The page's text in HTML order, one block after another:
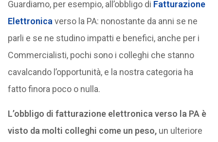
Guardiamo, per esempio, all’obbligo di Fatturazione
Elettronica verso la PA: nonostante da anni se ne
parli e se ne studino impatti e benefici, anche per i
Commercialisti, pochi sono i colleghi che stanno
cavalcando l’opportunità, e la nostra categoria ha
fatto finora poco o nulla.
L’obbligo di fatturazione elettronica verso la PA è
visto da molti colleghi come un peso, un ulteriore